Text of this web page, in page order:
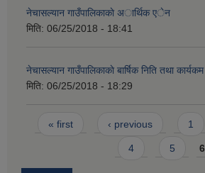
नेचासल्यान गाउँपालिकाकाे अार्थिक एेन
मिति: 06/25/2018 - 18:41
नेचासल्यान गाउँपालिकाकाे बार्षिक निति तथा कार्यकम
मिति: 06/25/2018 - 18:29
Pages
« first ‹ previous 1
4 5 6